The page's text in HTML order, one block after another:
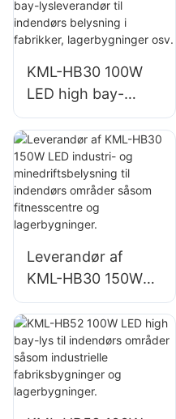
KML-FL2C 240W
LED-projektørlys
KML-HB30 100W
LED high bay-
lysleverandør til
indendørs
belysning i
fabrikker,
lagerbygninger osv.
Leverandør af
KML-HB30 150W
LED industri- og
minedriftsbelysning
til indendørs
områder såsom
fitnesscentre og